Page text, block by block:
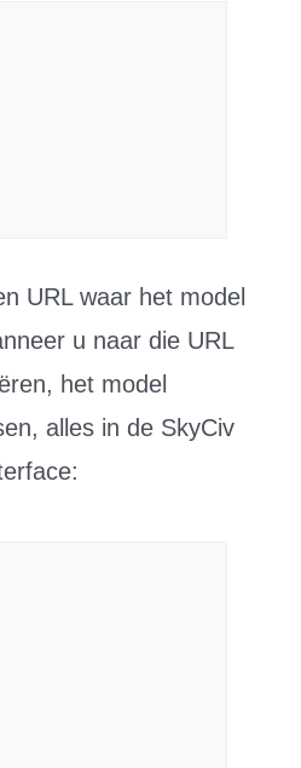
URL waar het model
u naar die URL
het model
alles in de SkyCiv